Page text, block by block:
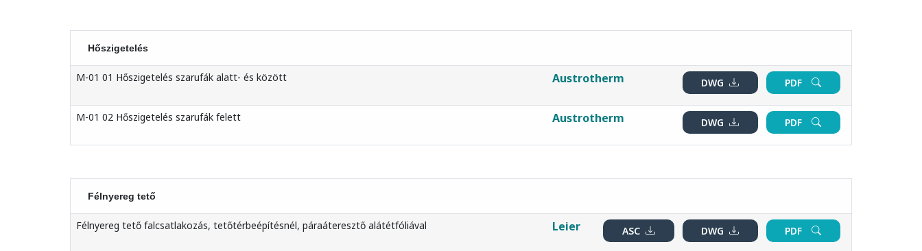
Hőszigetelés
M-01 01 Hőszigetelés szarufák alatt- és között Austrotherm DWG PDF
M-01 02 Hőszigetelés szarufák felett Austrotherm DWG PDF
Félnyereg tető
Félnyereg tető falcsatlakozás, tetőtérbeépítésnél, páraáteresztő alátétfóliával Leier ASC DWG PDF